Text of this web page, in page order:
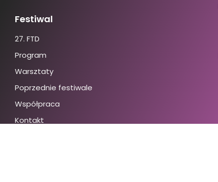
Festiwal
27. FTD
Program
Warsztaty
Poprzednie festiwale
Współpraca
Kontakt